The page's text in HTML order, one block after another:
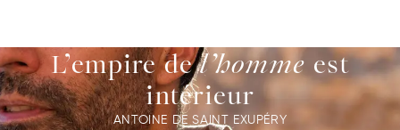
L’empire del’homme est
intérieur
ANTOINE DE SAINT EXUPÉRY